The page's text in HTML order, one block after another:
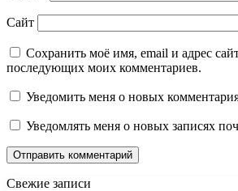
Сайт
Сохранить моё имя, email и адрес
последующих моих комментариев.
Уведомить меня о новых
Уведомлять меня о новых записях
Свежие записи